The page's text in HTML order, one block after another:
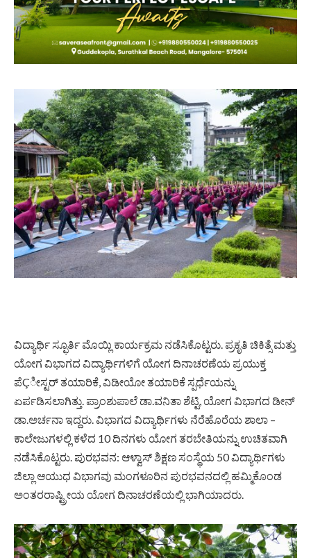
ವಿದ್ಯಾರ್ಥಿ ಸ್ಫೂರ್ತಿ ಮೊಯ್ಲಿ ಕಾರ್ಯಕ್ರಮ ನಡೆಸಿಕೊಟ್ಟರು. ಪ್ರಕೃತಿ ಚಿಕಿತ್ಸೆ ಮತ್ತು
ಯೋಗ ವಿಭಾಗದ ವಿದ್ಯಾರ್ಥಿಗಳಿಗೆ ಯೋಗ ದಿನಾಚರಣೆಯ ಪ್ರಯುಕ್ತ
ಪೆÇೀಸ್ಟರ್ ತಯಾರಿಕೆ, ವಿಡೀಯೋ ತಯಾರಿಕೆ ಸ್ಪರ್ಧೆಯನ್ನು
ಏರ್ಪಡಿಸಲಾಗಿತ್ತು. ಪ್ರಾಂಶುಪಾಲೆ ಡಾ.ವನಿತಾ ಶೆಟ್ಟಿ, ಯೋಗ ವಿಭಾಗದ ಡೀನ್
ಡಾ.ಅರ್ಚನಾ ಇದ್ದರು. ವಿಭಾಗದ ವಿದ್ಯಾರ್ಥಿಗಳು ನೆರೆಹೊರೆಯ ಶಾಲಾ –
ಕಾಲೇಜುಗಳಲ್ಲಿ ಕಳೆದ 10 ದಿನಗಳು ಯೋಗ ತರಬೇತಿಯನ್ನು ಉಚಿತವಾಗಿ
ನಡೆಸಿಕೊಟ್ಟರು. ಪುರಭವನ: ಆಳ್ವಾಸ್ ಶಿಕ್ಷಣ ಸಂಸ್ಥೆಯ 50 ವಿದ್ಯಾರ್ಥಿಗಳು
ಜಿಲ್ಲಾ ಆಯುಧ ವಿಭಾಗವು ಮಂಗಳೂರಿನ ಪುರಭವನದಲ್ಲಿ ಹಮ್ಮಿಕೊಂಡ
ಅಂತರರಾಷ್ಟ್ರೀಯ ಯೋಗ ದಿನಾಚರಣೆಯಲ್ಲಿ ಭಾಗಿಯಾದರು.